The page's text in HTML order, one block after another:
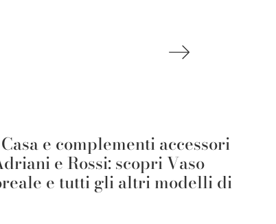
e complementi accessori
e Rossi: scopri Vaso
e tutti gli altri modelli di